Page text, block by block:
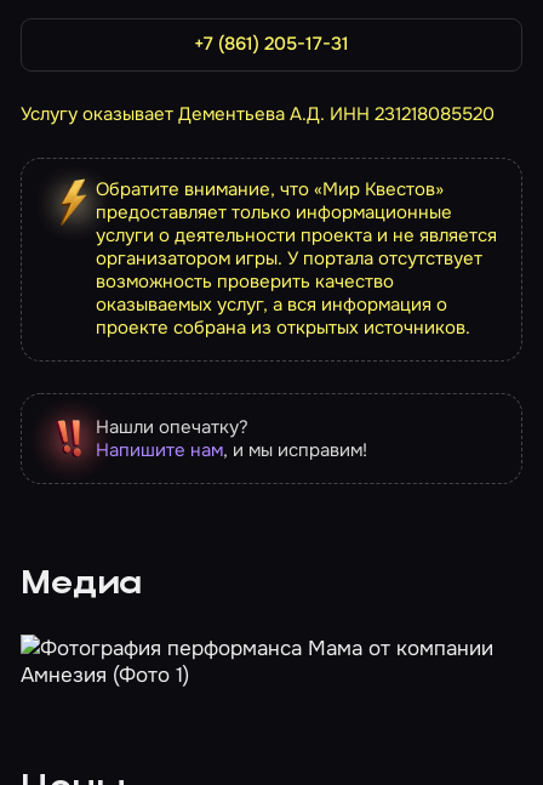
+7 (861) 205-17-31
Услугу оказывает Дементьева А.Д. ИНН 231218085520
Обратите внимание, что «Мир Квестов»
предоставляет только информационные
услуги о деятельности проекта и не является
организатором игры. У портала отсутствует
возможность проверить качество
оказываемых услуг, а вся информация о
проекте собрана из открытых источников.
Нашли опечатку?
Напишите нам, и мы исправим!
Медиа